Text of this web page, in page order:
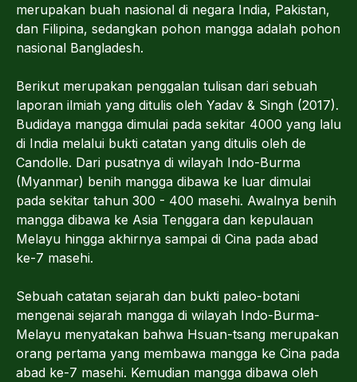
merupakan buah nasional di negara India, Pakistan,
dan Filipina, sedangkan pohon mangga adalah pohon
nasional Bangladesh.
Berikut merupakan penggalan tulisan dari sebuah
laporan ilmiah yang ditulis oleh Yadav & Singh (2017).
Budidaya mangga dimulai pada sekitar 4000 yang lalu
di India melalui bukti catatan yang ditulis oleh de
Candolle. Dari pusatnya di wilayah Indo-Burma
(Myanmar) benih mangga dibawa ke luar dimulai
pada sekitar tahun 300 - 400 masehi. Awalnya benih
mangga dibawa ke Asia Tenggara dan kepulauan
Melayu hingga akhirnya sampai di Cina pada abad
ke-7 masehi.
Sebuah catatan sejarah dan bukti paleo-botani
mengenai sejarah mangga di wilayah Indo-Burma-
Melayu menyatakan bahwa Hsuan-tsang merupakan
orang pertama yang membawa mangga ke Cina pada
abad ke-7 masehi. Kemudian mangga dibawa oleh